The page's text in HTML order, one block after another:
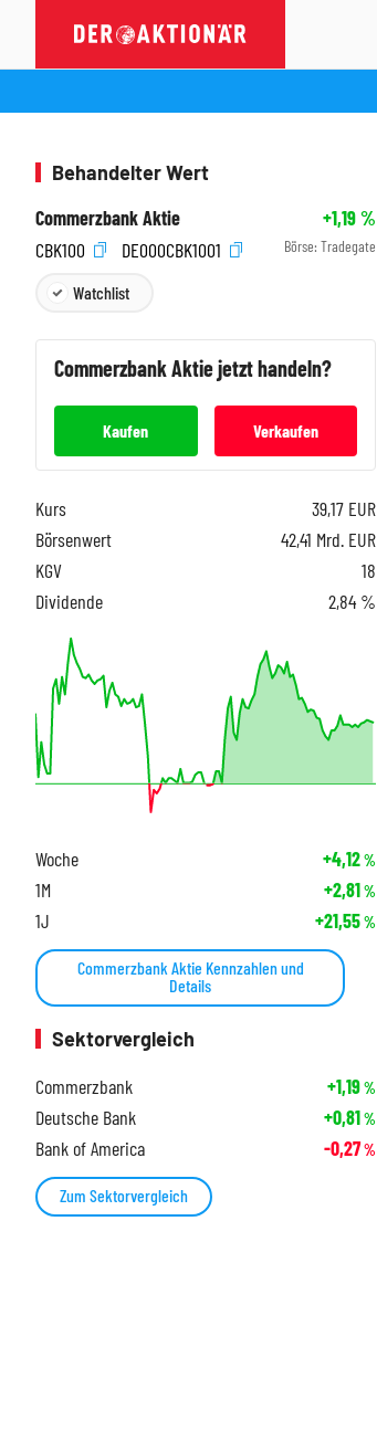
Behandelter Wert
Commerzbank Aktie
+1,19%
CBK100
DE000CBK1001 Börse: Tradegate
Watchlist
CommerzbankAktie jetzt handeln?
Kaufen Verkaufen
Kurs 39,17 EUR
Börsenwert
42,41 Mrd. EUR
KGV
18
Dividende
2,84 %
Woche +4,12%
1M +2,81%
1J +21,55%
Commerzbank Aktie Kennzahlen und
Details
Sektorvergleich
Commerzbank
+1,19%
Deutsche Bank +0,81%
Bank of America -0,27%
Zum Sektorvergleich